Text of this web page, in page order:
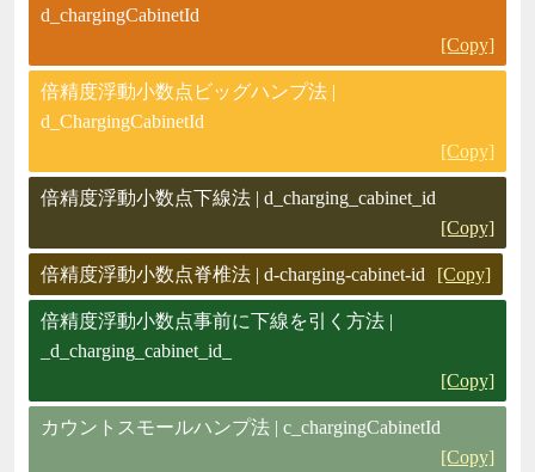
d_chargingCabinetId
[Copy]
倍精度浮動小数点ビッグハンプ法 |
d_ChargingCabinetId
[Copy]
倍精度浮動小数点下線法 | d_charging_cabinet_id
[Copy]
倍精度浮動小数点脊椎法 | d-charging-cabinet-id [Copy]
倍精度浮動小数点事前に下線を引く方法 |
_d_charging_cabinet_id_
[Copy]
カウントスモールハンプ法 | c_chargingCabinetId
[Copy]